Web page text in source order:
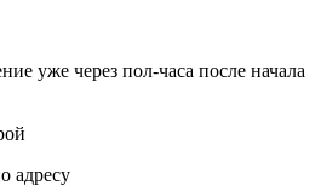
уже через пол-часа после начала
адресу